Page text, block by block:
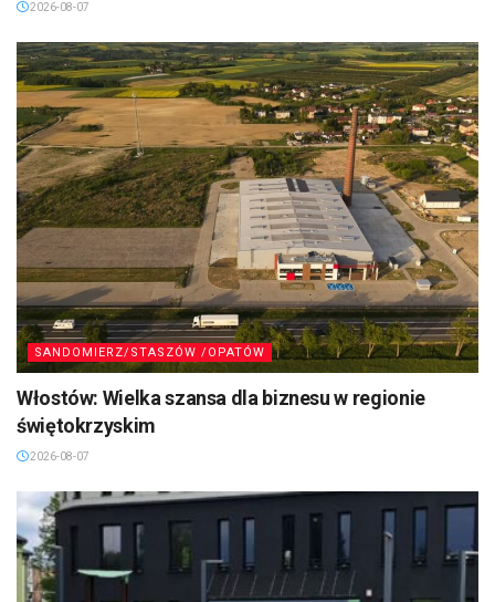
2026-08-07
SANDOMIERZ/STASZÓW /OPATÓW
Włostów: Wielka szansa dla biznesu w regionie
świętokrzyskim
2026-08-07